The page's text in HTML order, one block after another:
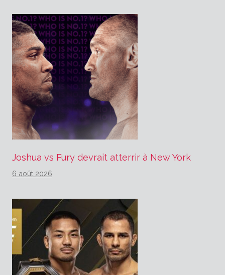
Joshua vs Fury devrait atterrir à New York
6 août 2026